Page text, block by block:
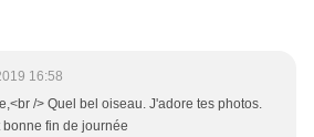
16:58
/> Quel bel oiseau. J'adore tes photos.
bonne fin de journée